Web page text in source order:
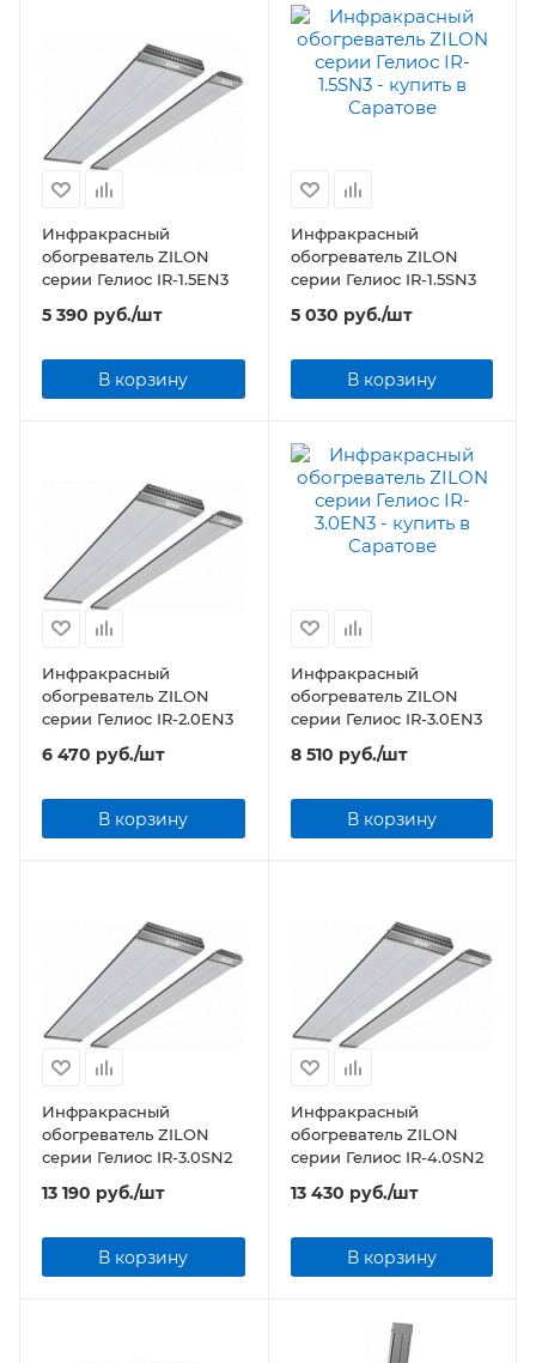
Инфракрасный
обогреватель ZILON
серии Гелиос IR-1.5EN3
5 390 руб./шт
В корзину
Инфракрасный
обогреватель ZILON
серии Гелиос IR-1.5SN3
5 030 руб./шт
В корзину
Инфракрасный
обогреватель ZILON
серии Гелиос IR-2.0EN3
6 470 руб./шт
В корзину
Инфракрасный
обогреватель ZILON
серии Гелиос IR-3.0EN3
8 510 руб./шт
В корзину
Инфракрасный
обогреватель ZILON
серии Гелиос IR-3.0SN2
13 190 руб./шт
В корзину
Инфракрасный
обогреватель ZILON
серии Гелиос IR-4.0SN2
13 430 руб./шт
В корзину